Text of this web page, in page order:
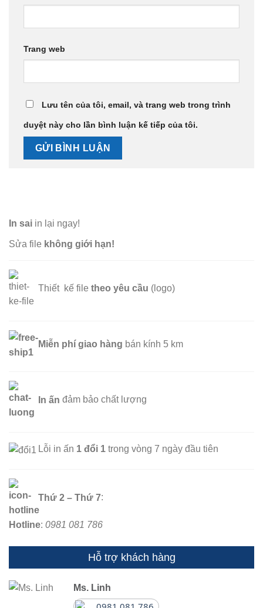
In sai in lại ngay!
Sửa file không giới hạn!
Thiết kế file theo yêu cầu (logo)
Miễn phí giao hàng bán kính 5 km
In ấn đảm bảo chất lượng
Lỗi in ấn 1 đổi 1 trong vòng 7 ngày đầu tiên
Thứ 2 – Thứ 7:
Hotline: 0981 081 786
Hỗ trợ khách hàng
Ms. Linh
Trang web
Lưu tên của tôi, email, và trang web trong trình
duyệt này cho lần bình luận kế tiếp của tôi.